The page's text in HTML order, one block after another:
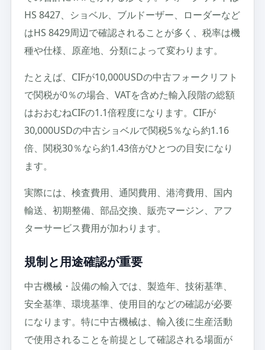
HS 8427、ショベル、ブルドーザー、ローダーなど
はHS 8429周辺で確認されることが多く、税率は機
種や仕様、原産地、分類によって変わります。
たとえば、CIFが10,000USDの中古フォークリフト
で関税が0％の場合、VATを含めた輸入段階の総額
はおおむねCIFの1.1倍程度になります。CIFが
30,000USDの中古ショベルで関税5％なら約1.16
倍、関税30％なら約1.43倍がひとつの目安になり
ます。
実際には、検査費用、通関費用、港湾費用、国内
輸送、初期整備、部品交換、販売マージン、アフ
ターサービス費用が加わります。
規制と用途確認が重要
中古機械・設備の輸入では、製造年、技術基準、
安全基準、環境基準、使用目的などの確認が必要
になります。特に中古機械は、輸入後に生産活動
で使用されることを前提として確認される場面が